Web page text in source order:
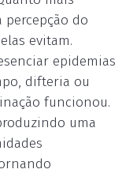
percepção do
evitam.
epidemias
difteria ou
funcionou.
uma